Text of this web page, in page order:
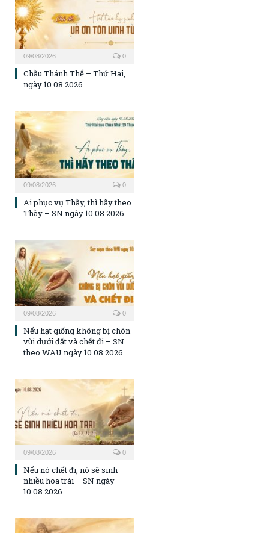
09/08/2026 0
Chầu Thánh Thể – Thứ Hai,
ngày 10.08.2026
09/08/2026 0
Ai phục vụ Thầy, thì hãy theo
Thầy – SN ngày 10.08.2026
09/08/2026 0
Nếu hạt giống không bị chôn
vùi dưới đất và chết đi – SN
theo WAU ngày 10.08.2026
09/08/2026 0
Nếu nó chết đi, nó sẽ sinh
nhiều hoa trái – SN ngày
10.08.2026